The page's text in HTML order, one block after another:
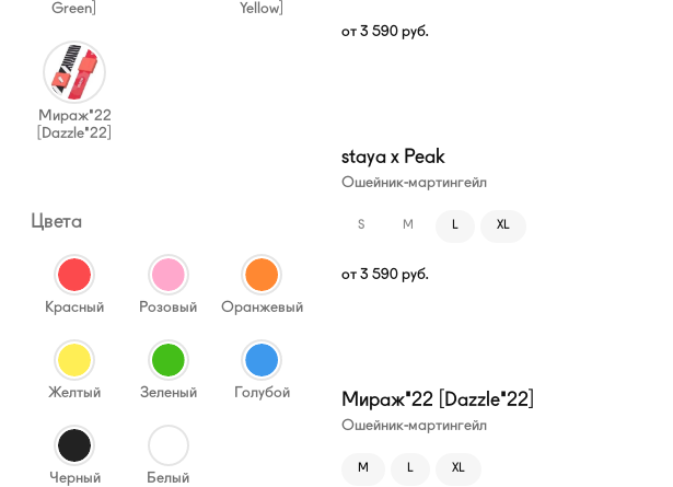
Green]
Yellow]
Мираж'22
[Dazzle'22]
Цвета
Красный Розовый Оранжевый
Желтый Зеленый Голубой
Черный Белый
от 3 590 руб.
staya x Peak
Ошейник-мартингейл
S M L XL
от 3 590 руб.
Мираж'22 [Dazzle'22]
Ошейник-мартингейл
M L XL